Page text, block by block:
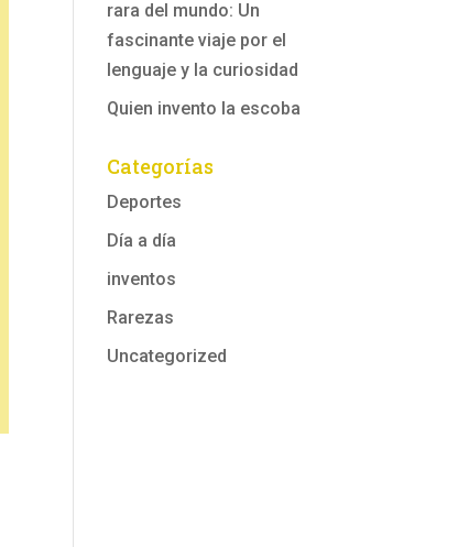
rara del mundo: Un
fascinante viaje por el
lenguaje y la curiosidad
Quien invento la escoba
Categorías
Deportes
Día a día
inventos
Rarezas
Uncategorized